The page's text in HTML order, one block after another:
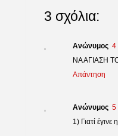
3 σχόλια:
Ανώνυμος 4
ΝΑ ΑΓΙΑΣΗ
Απάντηση
Ανώνυμος 5
1) Γιατί